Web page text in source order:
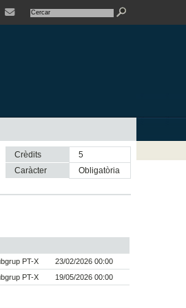
Crèdits
5
Caràcter
obligatòria
PT-X
23/02/2026 00:00
PT-X 19/05/2026 00:00